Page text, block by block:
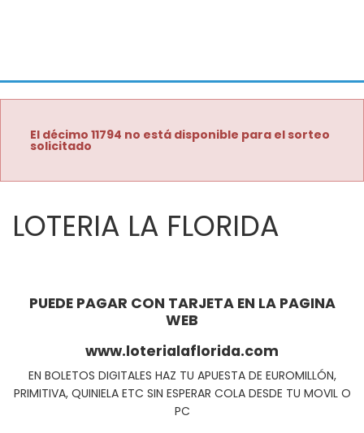
El décimo 11794 no está disponible para el sorteo
solicitado
LOTERIA LA FLORIDA
PUEDE PAGAR CON TARJETA EN LA PAGINA
WEB
www.loterialaflorida.com
EN BOLETOS DIGITALES HAZ TU APUESTA DE EUROMILLÓN,
PRIMITIVA, QUINIELA ETC SIN ESPERAR COLA DESDE TU MOVIL O
PC